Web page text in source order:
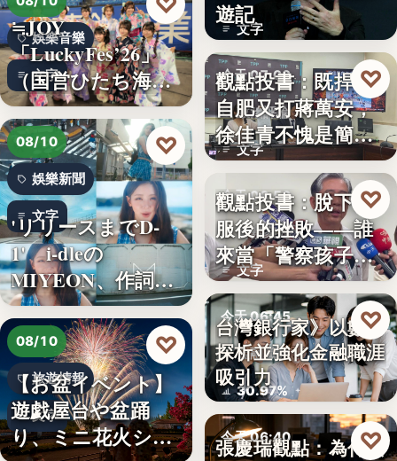
娛樂音樂
文字
≒JOY
「LuckyFes’26」
（国営ひたち海浜
公園…
08/10
娛樂新聞
文字
'リリースまでD-
1' i-dleの
MIYEON、作詞
に…
♡
08/10
旅遊情報
文字
【お盆イベント】
遊戯屋台や盆踊
り、ミニ花火ショ
♡
文字
遊記
今天 07:00
政治評論
文字
觀點投書：既捍衛
自肥又打蔣萬安，
徐佳青不愧是簡舒
培的師父
♡
今天 06:50
警察家庭
文字
觀點投書：脫下制
服後的挫敗——誰
來當「警察孩子」
的保母？
♡
今天 06:45
金融職涯
30.97%
台灣銀行家》以數字
探析並強化金融職涯
吸引力
♡
今天 06:40
張慶瑞觀點：為什麼
♡